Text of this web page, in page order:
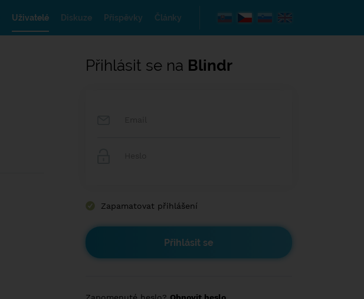
Uživatelé Diskuze Příspěvky Články
Přihlásit se na Blindr
Zapamatovat přihlášení